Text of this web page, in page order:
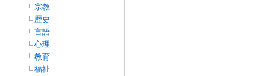
宗教
歴史
言語
心理
教育
福祉